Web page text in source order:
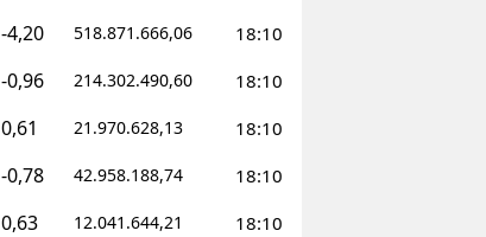
-4,20 518.871.666,06 18:10
-0,96 214.302.490,60 18:10
0,61 21.970.628,13 18:10
-0,78 42.958.188,74 18:10
0,63 12.041.644,21 18:10